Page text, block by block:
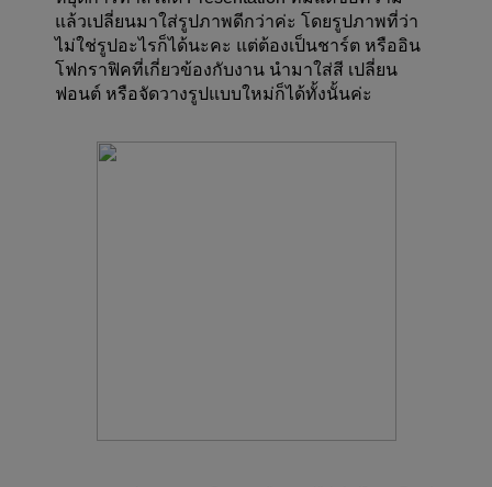
แล้วเปลี่ยนมาใส่รูปภาพดีกว่าค่ะ โดยรูปภาพที่ว่า
ไม่ใช่รูปอะไรก็ได้นะคะ แต่ต้องเป็นชาร์ต หรืออิน
โฟกราฟิคที่เกี่ยวข้องกับงาน นำมาใส่สี เปลี่ยน
ฟอนต์ หรือจัดวางรูปแบบใหม่ก็ได้ทั้งนั้นค่ะ